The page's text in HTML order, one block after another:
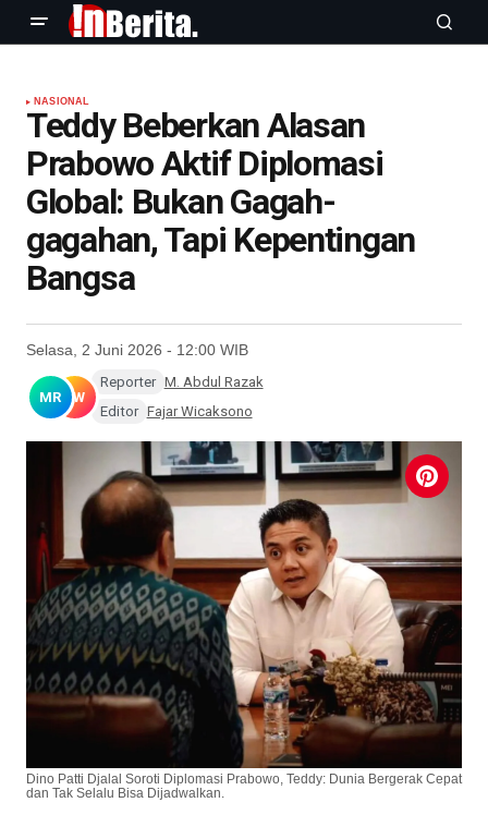
NASIONAL
Teddy Beberkan Alasan
Prabowo Aktif Diplomasi
Global: Bukan Gagah-
gagahan, Tapi Kepentingan
Bangsa
Selasa, 2 Juni 2026 - 12:00 WIB
MR FW
Reporter M. Abdul Razak
Editor Fajar Wicaksono
Dino Patti Djalal Soroti Diplomasi Prabowo, Teddy: Dunia Bergerak Cepat
dan Tak Selalu Bisa Dijadwalkan.